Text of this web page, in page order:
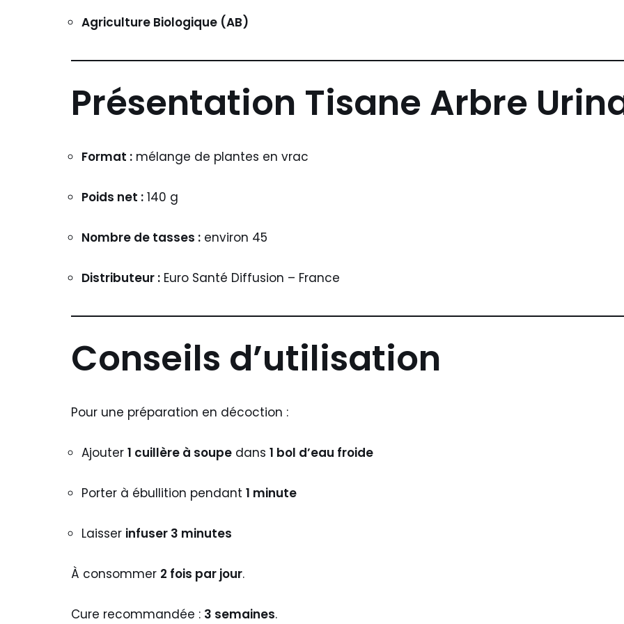
Agriculture Biologique (AB)
Présentation Tisane Arbre
Format : mélange de plantes en vrac
Poids net : 140 g
Nombre de tasses : environ 45
Distributeur : Euro Santé Diffusion – France
Conseils d’utilisation
Pour une préparation en décoction :
Ajouter 1 cuillère à soupe dans 1 bol d’eau froide
Porter à ébullition pendant 1 minute
Laisser infuser 3 minutes
À consommer 2 fois par jour.
Cure recommandée : 3 semaines.